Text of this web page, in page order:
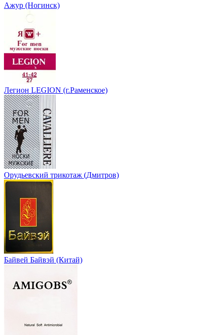
Ажур (Ногинск)
Легион LEGION (г.Раменское)
Орудьевский трикотаж (Дмитров)
Байвей Байвэй (Китай)